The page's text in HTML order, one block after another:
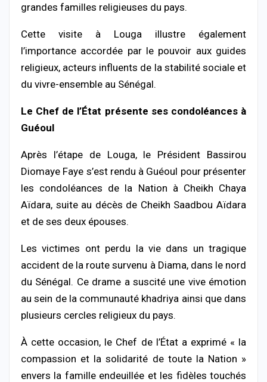
grandes familles religieuses du pays.
Cette visite à Louga illustre également
l’importance accordée par le pouvoir aux guides
religieux, acteurs influents de la stabilité sociale et
du vivre-ensemble au Sénégal.
Le Chef de l’État présente ses condoléances à
Guéoul
Après l’étape de Louga, le Président Bassirou
Diomaye Faye s’est rendu à Guéoul pour présenter
les condoléances de la Nation à Cheikh Chaya
Aïdara, suite au décès de Cheikh Saadbou Aïdara
et de ses deux épouses.
Les victimes ont perdu la vie dans un tragique
accident de la route survenu à Diama, dans le nord
du Sénégal. Ce drame a suscité une vive émotion
au sein de la communauté khadriya ainsi que dans
plusieurs cercles religieux du pays.
À cette occasion, le Chef de l’État a exprimé « la
compassion et la solidarité de toute la Nation »
envers la famille endeuillée et les fidèles touchés